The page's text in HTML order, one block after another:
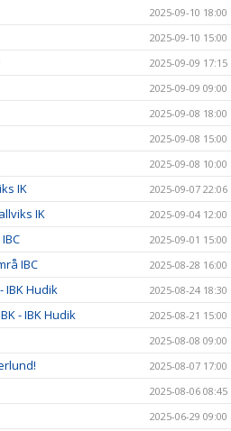
2025-09-10 18:00
2025-09-10 15:00
2025-09-09 17:15
2025-09-09 09:00
2025-09-08 18:00
2025-09-08 15:00
2025-09-08 10:00
IK 2025-09-07 22:06
IK 2025-09-04 12:00
2025-09-01 15:00
IBC 2025-08-28 16:00
IBK Hudik 2025-08-24 18:30
- IBK Hudik 2025-08-21 15:00
2025-08-08 09:00
2025-08-07 17:00
2025-08-06 08:45
2025-06-29 09:00